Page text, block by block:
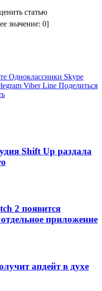
статью
значение: 0]
Одноклассники Skype
Viber Line Поделиться
Shift Up раздала
2 появится
приложение
апдейт в духе